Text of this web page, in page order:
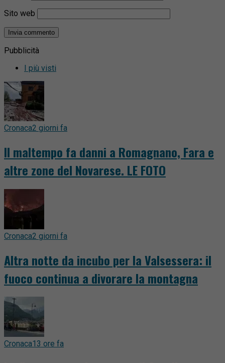
Sito web
Pubblicità
I più visti
Cronaca2 giorni fa
Il maltempo fa danni a Romagnano, Fara e
altre zone del Novarese. LE FOTO
Cronaca2 giorni fa
Altra notte da incubo per la Valsessera: il
fuoco continua a divorare la montagna
Cronaca13 ore fa